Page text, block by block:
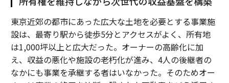
東京近郊の都市にあった広大な土地を必要とする事業施
設は、最寄り駅から徒歩5分とアクセスがよく、所有地
は1,000坪以上と広大だった。オーナーの高齢化に加
え、収益の悪化や施設の老朽化が進み、4人の後継者の
なかにも事業を承継する者はいなかった。そのためオー